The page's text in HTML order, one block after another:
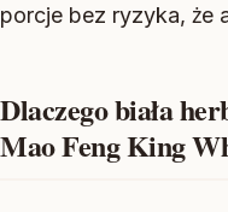
porcje bez ryzyka, że
Dlaczego biała
Mao Feng King